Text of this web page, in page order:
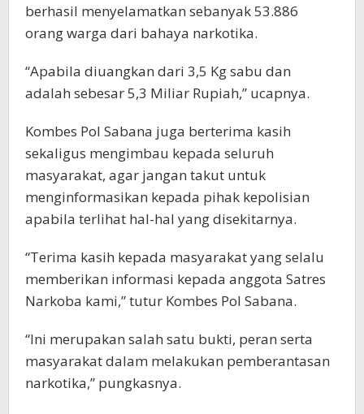
berhasil menyelamatkan sebanyak 53.886
orang warga dari bahaya narkotika.
“Apabila diuangkan dari 3,5 Kg sabu dan
adalah sebesar 5,3 Miliar Rupiah,” ucapnya.
Kombes Pol Sabana juga berterima kasih
sekaligus mengimbau kepada seluruh
masyarakat, agar jangan takut untuk
menginformasikan kepada pihak kepolisian
apabila terlihat hal-hal yang disekitarnya.
“Terima kasih kepada masyarakat yang selalu
memberikan informasi kepada anggota Satres
Narkoba kami,” tutur Kombes Pol Sabana.
“Ini merupakan salah satu bukti, peran serta
masyarakat dalam melakukan pemberantasan
narkotika,” pungkasnya.